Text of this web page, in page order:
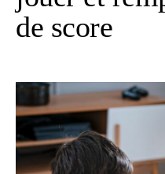
de score